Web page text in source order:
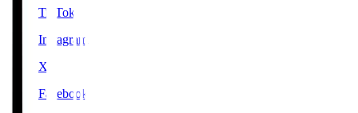
TikTok
Instagram
X
Facebook